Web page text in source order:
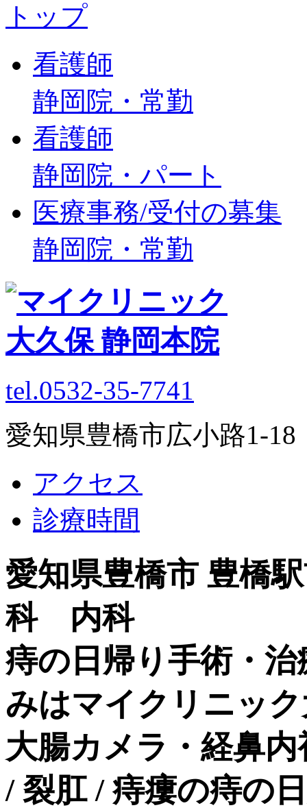
トップ
看護師
静岡院・常勤
看護師
静岡院・パート
医療事務/受付の募集
静岡院・常勤
tel.0532-35-7741
愛知県豊橋市広小路1-
アクセス
診療時間
愛知県豊橋市 豊橋
科 内科
痔の日帰り手術・
みはマイクリニッ
大腸カメラ・経鼻
/ 裂肛 / 痔瘻の痔の